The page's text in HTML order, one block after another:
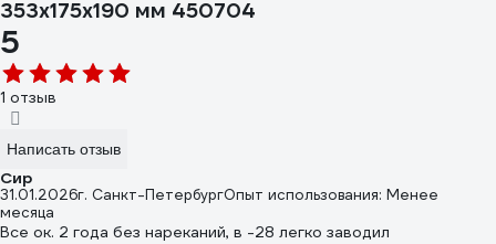
353x175x190 мм 450704
5
1 отзыв
Написать отзыв
Сир
31.01.2026г. Санкт-ПетербургОпыт использования: Менее
месяца
Все ок. 2 года без нареканий, в -28 легко заводил